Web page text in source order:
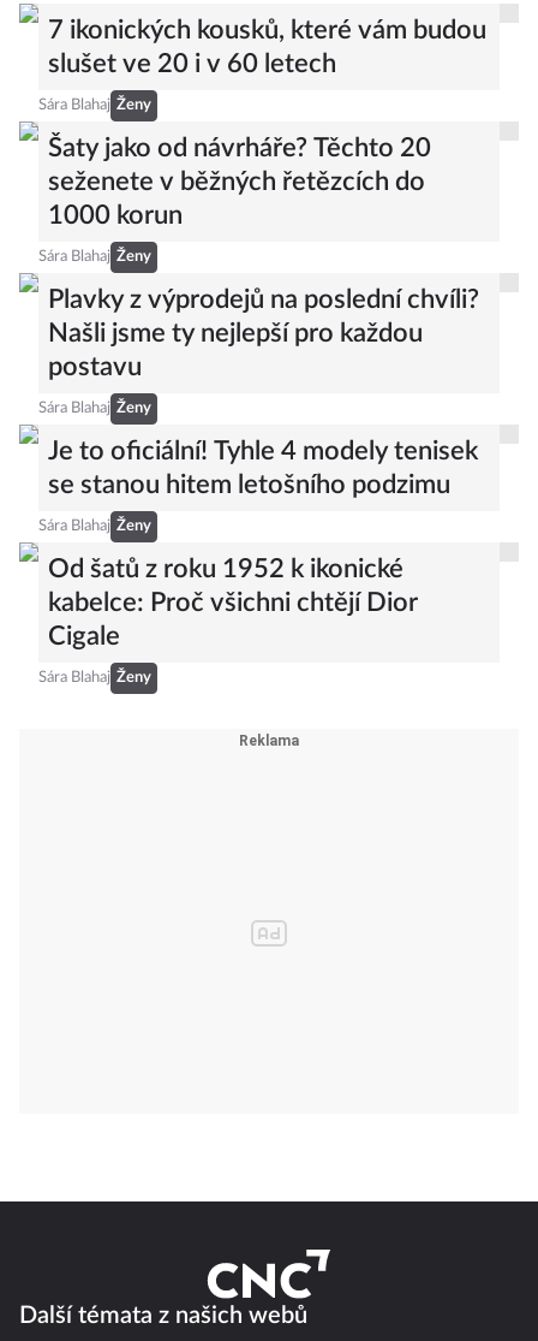
7 ikonických kousků, které vám budou
slušet ve 20 i v 60 letech
Sára Blahaj Ženy
Šaty jako od návrháře? Těchto 20
seženete v běžných řetězcích do
1000 korun
Sára Blahaj Ženy
Plavky z výprodejů na poslední chvíli?
Našli jsme ty nejlepší pro každou
postavu
Sára Blahaj Ženy
Je to oficiální! Tyhle 4 modely tenisek
se stanou hitem letošního podzimu
Sára Blahaj Ženy
Od šatů z roku 1952 k ikonické
kabelce: Proč všichni chtějí Dior
Cigale
Sára Blahaj Ženy
Další témata z našich webů